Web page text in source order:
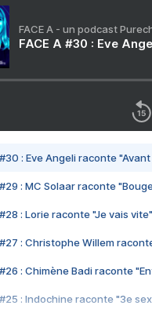
FACE A - un podcast
FACE A #30 : Eve
#30 : Eve Angeli raconte
#29 : MC Solaar raconte
#28 : Lorie raconte "Je vais vite"
#27 : Christophe Willem
#26 : Chimène Badi raconte
#25 : Indochine raconte "3e